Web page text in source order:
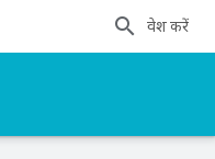
प्रवेश करें